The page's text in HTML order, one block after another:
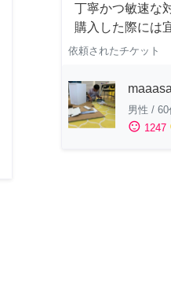
丁寧かつ敏速な
購入した際には
依頼されたチケット
maaasa
男性 / 60
sentiment_satisfied 1247